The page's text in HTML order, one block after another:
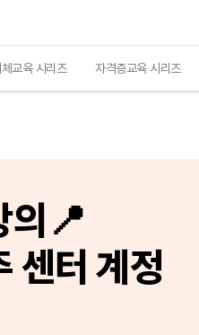
교육 시리즈 자격증교육 시리즈
의📍
센터 계정